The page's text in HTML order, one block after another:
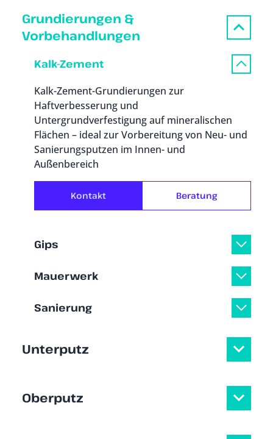
Grundierungen &
Vorbehandlungen
Kalk-Zement
Kalk-Zement-Grundierungen zur
Haftverbesserung und
Untergrundverfestigung auf mineralischen
Flächen – ideal zur Vorbereitung von Neu- und
Sanierungsputzen im Innen- und
Außenbereich
Kontakt Beratung
Gips
Mauerwerk
Sanierung
Unterputz
Oberputz